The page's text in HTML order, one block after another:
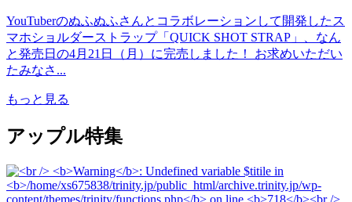
YouTuberのぬふぬふさんとコラボレーションして開発したス
マホショルダーストラップ「QUICK SHOT STRAP」、なん
と発売日の4月21日（月）に完売しました！ お求めいただい
たみなさ...
もっと見る
アップル特集